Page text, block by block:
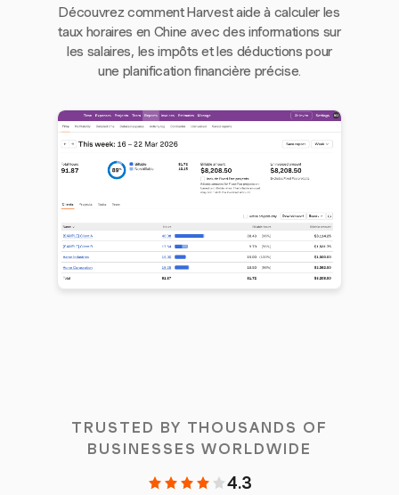
Découvrez comment Harvest aide à calculer les
taux horaires en Chine avec des informations sur
les salaires, les impôts et les déductions pour
une planification financière précise.
TRUSTED BY THOUSANDS OF
BUSINESSES WORLDWIDE
4.3